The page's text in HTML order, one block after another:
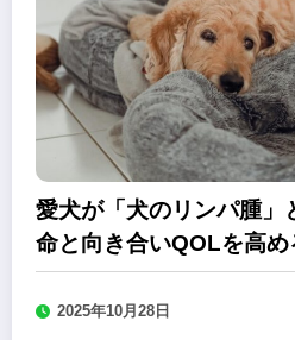
愛犬が「犬のリンパ腫
命と向き合いQOLを高
2025年10月28日